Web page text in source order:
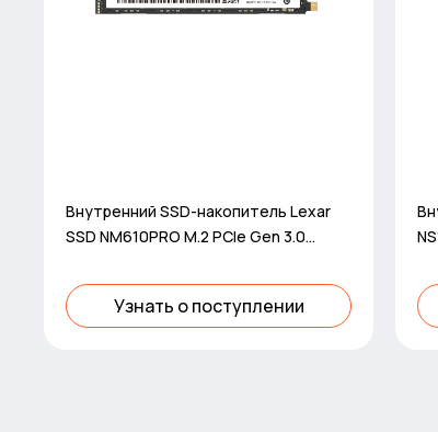
Внутренний SSD-накопитель Lexar
SSD NM610PRO M.2 PCIe Gen 3.0
Узнать о поступлении